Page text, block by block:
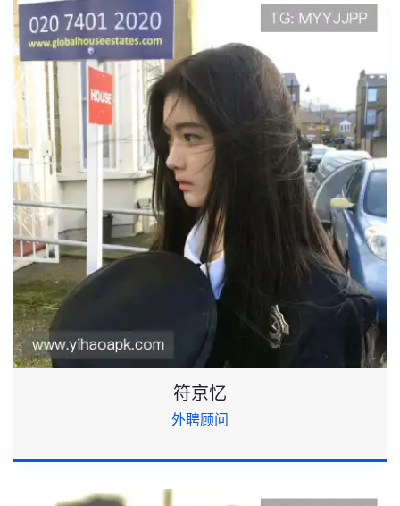
符京忆
外聘顾问